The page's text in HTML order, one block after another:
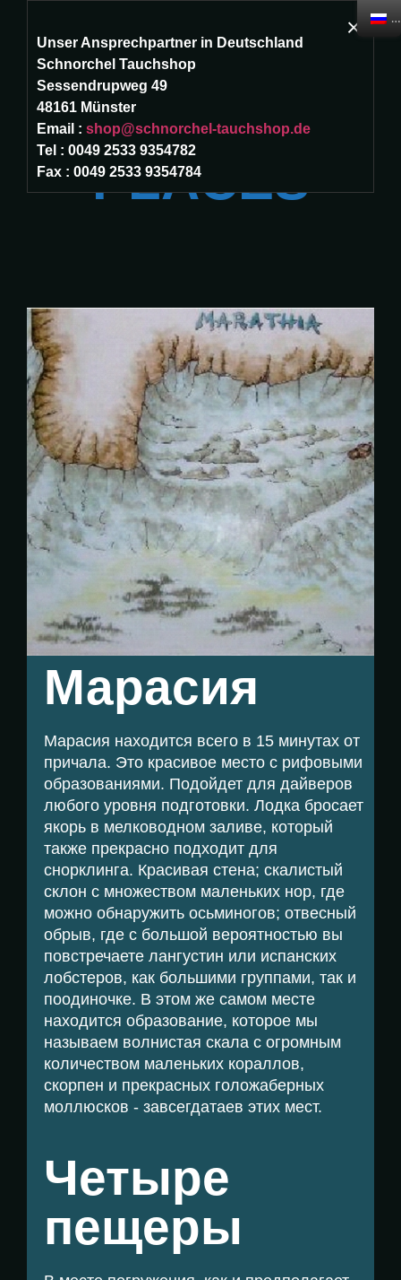
×
Unser Ansprechpartner in Deutschland
Schnorchel Tauchshop
Sessendrupweg 49
48161 Münster
Email : shop@schnorchel-tauchshop.de
Tel : 0049 2533 9354782
Fax : 0049 2533 9354784
Home
Дайвинг
для
дайвинга
Kоманда
Стоимость
Фото
Videos
Проживание
Таверна
Partners
DIVING
PLACES
Мараcия
Мараcия находится всего в 15 минутах от
причала. Это красивое место с рифовыми
образованиями. Подойдет для дайверов
любого уровня подготовки. Лодка бросает
якорь в мелководном заливе, который
также прекрасно подходит для
снорклинга. Красивая стена; скалистый
склон с множеством маленьких нор, где
можно обнаружить осьминогов; отвесный
обрыв, где с большой вероятностью вы
повстречаете лангустин или испанских
лобстеров, как большими группами, так и
поодиночке. В этом же самом месте
находится образование, которое мы
называем волнистая скала с огромным
количеством маленьких кораллов,
скорпен и прекрасных голожаберных
моллюсков - завсегдатаев этих мест.
Четыре
пещеры